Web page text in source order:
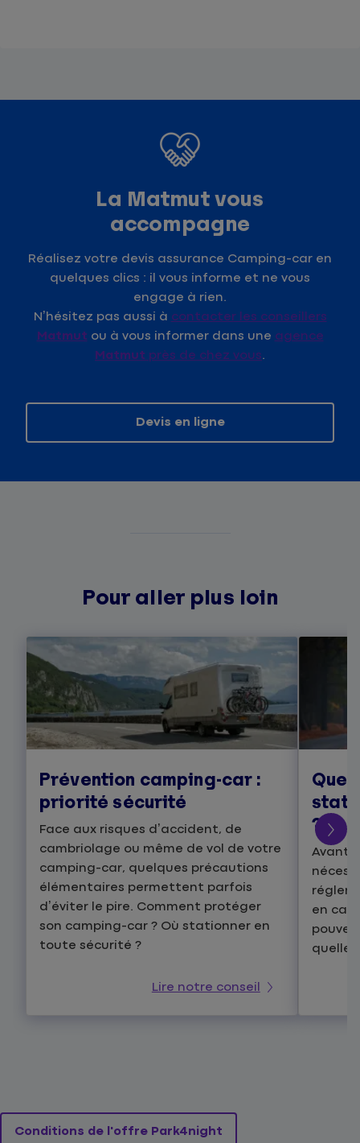
La Matmut vous
accompagne
Réalisez votre devis assurance Camping-car en
quelques clics : il vous informe et ne vous
engage à rien.
N’hésitez pas aussi à contacter les conseillers
Matmut ou à vous informer dans une agence
Matmut près de chez vous.
Devis en ligne
Pour aller plus loin
Prévention camping-car :
priorité sécurité
Face aux risques d’accident, de
cambriolage ou même de vol de votre
camping-car, quelques précautions
élémentaires permettent parfois
d’éviter le pire. Comment protéger
son camping-car ? Où stationner en
toute sécurité ?
Lire notre conseil
?
Avant
en
Conditions de l'offre Park4night